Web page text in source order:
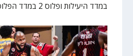
במדד היעילות ופלוס 2 במדד הפלוס-מינוס ב-25 דקות.